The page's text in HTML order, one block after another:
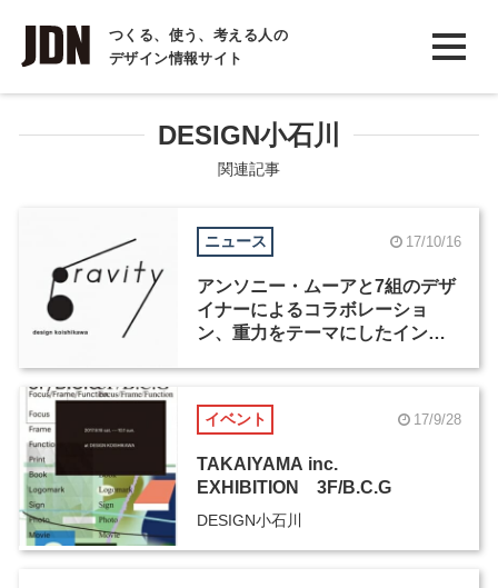
つくる、使う、考える人の
デザイン情報サイト
INTERVIEW
インタビュー
REPORT
コラム
DESIGN小石川
関連記事
ニュース 17/10/16
アンソニー・ムーアと7組のデザ
イナーによるコラボレーショ
ン、重力をテーマにしたインス
イベント 17/9/28
TAKAIYAMA inc.
EXHIBITION 3F/B.C.G
DESIGN小石川